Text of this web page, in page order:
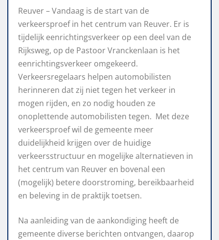
Reuver – Vandaag is de start van de
verkeersproef in het centrum van Reuver. Er is
tijdelijk eenrichtingsverkeer op een deel van de
Rijksweg, op de Pastoor Vranckenlaan is het
eenrichtingsverkeer omgekeerd.
Verkeersregelaars helpen automobilisten
herinneren dat zij niet tegen het verkeer in
mogen rijden, en zo nodig houden ze
onoplettende automobilisten tegen. Met deze
verkeersproef wil de gemeente meer
duidelijkheid krijgen over de huidige
verkeersstructuur en mogelijke alternatieven in
het centrum van Reuver en bovenal een
(mogelijk) betere doorstroming, bereikbaarheid
en beleving in de praktijk toetsen.
Na aanleiding van de aankondiging heeft de
gemeente diverse berichten ontvangen, daarop